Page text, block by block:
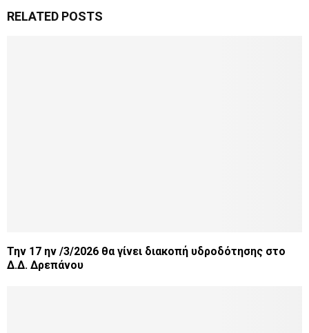
RELATED POSTS
Την 17 ην /3/2026 θα γίνει διακοπή υδροδότησης στο
Δ.Δ. Δρεπάνου